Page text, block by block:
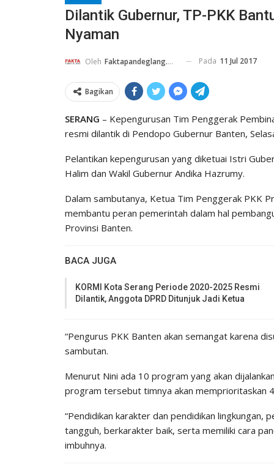
Dilantik Gubernur, TP-PKK
Nyaman
Oleh Faktapandeglang.co.id Pada 11 Jul 2017
Bagikan
SERANG – Kepengurusan Tim Penggerak
resmi dilantik di Pendopo Gubernur Banten,
Pelantikan kepengurusan yang diketuai Istri
Halim dan Wakil Gubernur Andika Hazrumy.
Dalam sambutanya, Ketua Tim Penggerak PKK
membantu peran pemerintah dalam hal
Provinsi Banten.
BACA JUGA
KORMI Kota Serang Periode 2020-2025 Resmi
Dilantik, Anggota DPRD Ditunjuk Jadi Ketua
“Pengurus PKK Banten akan semangat karena
sambutan.
Menurut Nini ada 10 program yang akan
program tersebut timnya akan memprioritaskan
“Pendidikan karakter dan pendidikan lingkungan,
tangguh, berkarakter baik, serta memiliki cara
imbuhnya.